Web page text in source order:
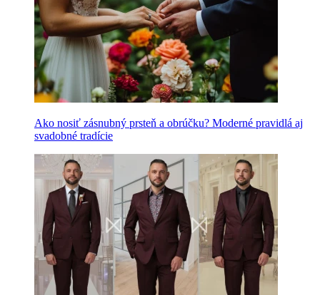
Ako nosiť zásnubný prsteň a obrúčku? Moderné pravidlá aj
svadobné tradície